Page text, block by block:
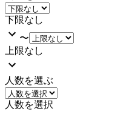
下限なし
〜
上限なし
人数を選ぶ
人数を選択